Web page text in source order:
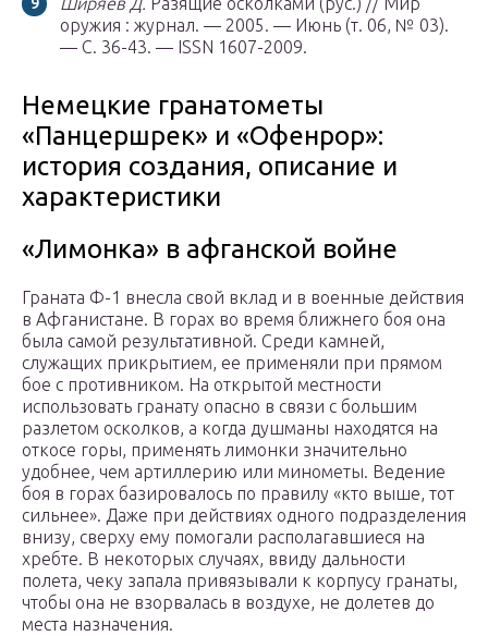
оружия : журнал. — 2005. — Июнь (т. 06, № 03).
— С. 36-43. — ISSN 1607-2009.
Немецкие гранатометы
«Панцершрек» и «Офенрор»:
история создания, описание и
характеристики
«Лимонка» в афганской войне
Граната Ф-1 внесла свой вклад и в военные действия
в Афганистане. В горах во время ближнего боя она
была самой результативной. Среди камней,
служащих прикрытием, ее применяли при прямом
бое с противником. На открытой местности
использовать гранату опасно в связи с большим
разлетом осколков, а когда душманы находятся на
откосе горы, применять лимонки значительно
удобнее, чем артиллерию или минометы. Ведение
боя в горах базировалось по правилу «кто выше, тот
сильнее». Даже при действиях одного подразделения
внизу, сверху ему помогали располагавшиеся на
хребте. В некоторых случаях, ввиду дальности
полета, чеку запала привязывали к корпусу гранаты,
чтобы она не взорвалась в воздухе, не долетев до
места назначения.